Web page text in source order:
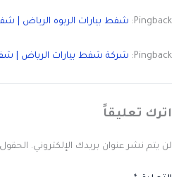
Pingback: شفط بيارات الربوه الرياض |
Pingback: شركة شفط بيارات الرياض |
اترك تعليقاً
لن يتم نشر عنوان بريدك الإلكتروني. الحقول